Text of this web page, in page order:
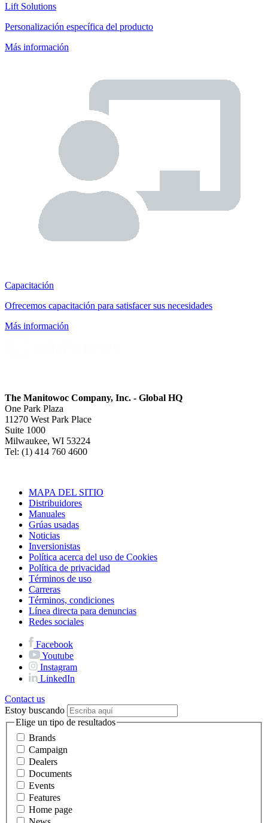
Lift Solutions
Personalización específica del producto
Más información
Capacitación
Ofrecemos capacitación para satisfacer sus necesidades
Más información
The Manitowoc Company, Inc. - Global HQ
One Park Plaza
11270 West Park Place
Suite 1000
Milwaukee, WI 53224
Tel: (1) 414 760 4600
MAPA DEL SITIO
Distribuidores
Manuales
Grúas usadas
Noticias
Inversionistas
Política acerca del uso de Cookies
Política de privacidad
Términos de uso
Carreras
Términos, condiciones
Línea directa para denuncias
Redes sociales
Facebook
Youtube
Instagram
LinkedIn
Contact us
Estoy buscando
Elige un tipo de resultados
Brands
Campaign
Dealers
Documents
Events
Features
Home page